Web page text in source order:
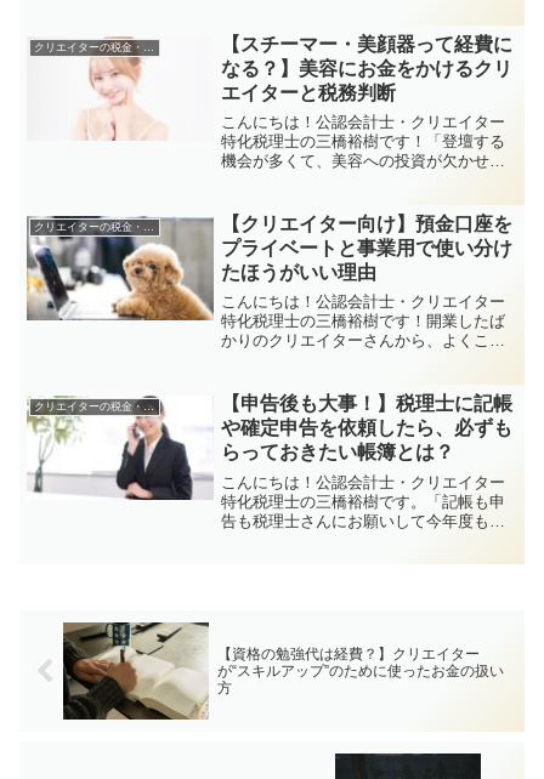
ャラ造形を参考にしてるんだけど、趣味
と思われそうで不安…」ち...
【スチーマー・美顔器って経費に
なる？】美容にお金をかけるクリ
エイターと税務判断
こんにちは！公認会計士・クリエイター
特化税理士の三橋裕樹です！「登壇する
機会が多くて、美容への投資が欠かせな
クリエイターさんも、少なくないですよ
ね！この記事では、スチーマ...
クリエイターの税金・申告関係
【クリエイター向け】預金口座を
プライベートと事業用で使い分け
たほうがいい理由
こんにちは！公認会計士・クリエイター
特化税理士の三橋裕樹です！開業したば
かりのクリエイターさんから、よくこん
いけませんか？」「1つの口座でやりくり
するのって、やっぱりダメ...
クリエイターの税金・申告関係
【申告後も大事！】税理士に記帳
や確定申告を依頼したら、必ずも
らっておきたい帳簿とは？
こんにちは！公認会計士・クリエイター
特化税理士の三橋裕樹です。「記帳も申
告も税理士さんにお願いして今年度も終
【資格の勉強代は経費？】クリエイター
が“スキルアップ”のために使ったお金の扱い
方